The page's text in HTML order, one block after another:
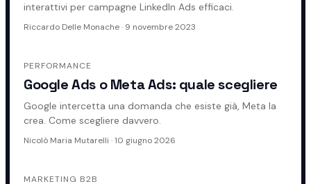
interattivi per campagne LinkedIn Ads efficaci.
Riccardo Delle Monache· 9 novembre 2023
PERFORMANCE
Google Ads o Meta Ads: quale scegliere
Google intercetta una domanda che esiste già, Meta la
crea. Come scegliere davvero.
Nicolò Maria Mutarelli ·10 giugno 2026
MARKETING B2B